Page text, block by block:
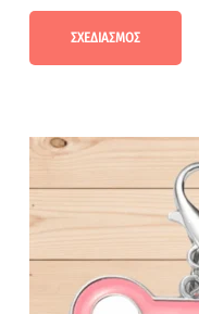
ΣΧΕΔΙΑΣΜΟΣ